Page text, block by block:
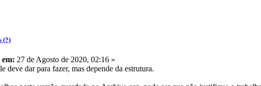
(?)
em: 27 de Agosto de 2020, 02:16 »
deve dar para fazer, mas depende da estrutura.